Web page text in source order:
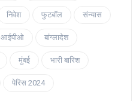
निवेश फुटबॉल संन्यास
आईपीओ बांग्लादेश
मुंबई भारी बारिश
पेरिस 2024